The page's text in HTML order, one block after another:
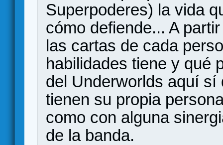
Superpoderes) la vida
cómo defiende... A
las cartas de cada
habilidades tiene y qué
del Underworlds aquí
tienen su propia
como con alguna
de la banda.